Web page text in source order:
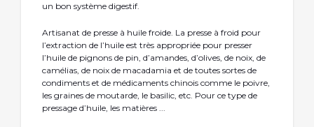
un bon système digestif.
Artisanat de presse à huile froide. La presse à froid pour
l’extraction de l’huile est très appropriée pour presser
l’huile de pignons de pin, d’amandes, d’olives, de noix, de
camélias, de noix de macadamia et de toutes sortes de
condiments et de médicaments chinois comme le poivre,
les graines de moutarde, le basilic, etc. Pour ce type de
pressage d’huile, les matières ...